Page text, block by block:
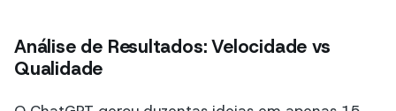
Análise de Resultados: Velocidade vs
Qualidade